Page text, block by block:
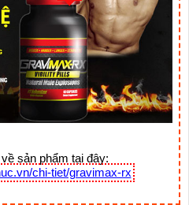
chi-tiet/gravimax-rx